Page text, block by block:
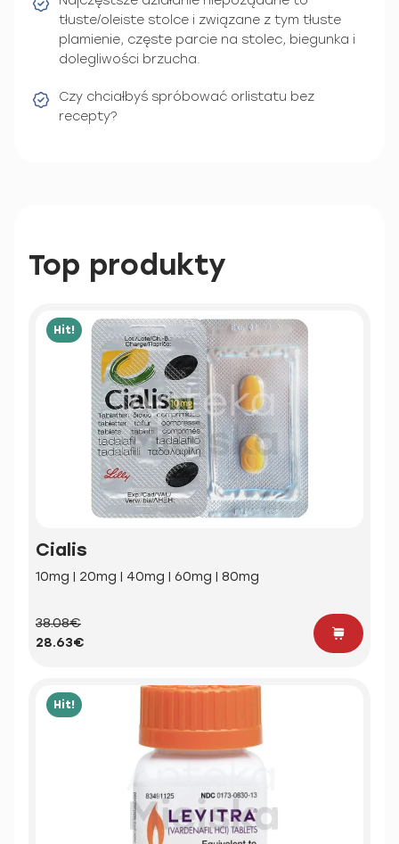
tłuste/oleiste stolce i związane z tym tłuste
plamienie, częste parcie na stolec, biegunka i
dolegliwości brzucha.
Czy chciałbyś spróbować orlistatu bez
recepty?
Top produkty
Hit!
Cialis
10mg | 20mg | 40mg | 60mg | 80mg
38.08€
28.63€
Hit!